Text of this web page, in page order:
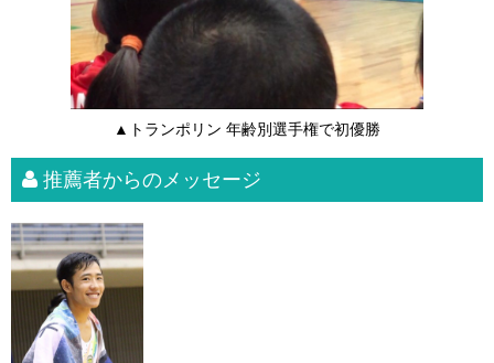
▲トランポリン 年齢別選手権で初優勝
推薦者からのメッセージ